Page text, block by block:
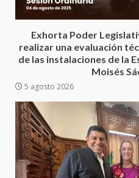
Exhorta Poder
realizar una evaluación
de las instalaciones de la
Moisés
5 agosto 2026
3
con el
Cruz
de la
30 julio
4 20 julio
de